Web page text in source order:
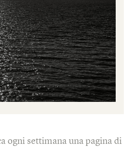
ogni settimana una pagina di